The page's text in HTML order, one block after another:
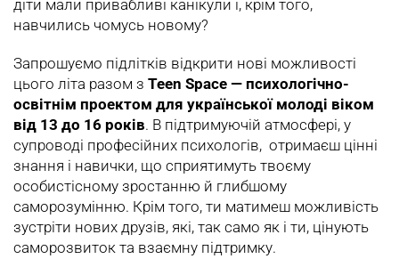
діти мали привабливі канікули і, крім того,
навчились чомусь новому?
Запрошуємо підлітків відкрити нові можливості
цього літа разом з Teen Space — психологічно-
освітнім проектом для української молоді віком
від 13 до 16 років. В підтримуючій атмосфері, у
супроводі професійних психологів, отримаєш цінні
знання і навички, що сприятимуть твоєму
особистісному зростанню й глибшому
саморозумінню. Крім того, ти матимеш можливість
зустріти нових друзів, які, так само як і ти, цінують
саморозвиток та взаємну підтримку.